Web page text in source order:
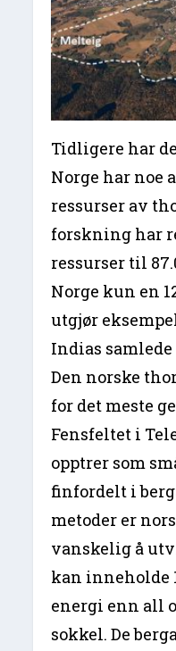
Tidligere har
Norge har noe
ressurser av
forskning har
ressurser til
Norge kun en
utgjør
Indias
Den norske
for det meste
Fensfeltet i
opptrer som
finfordelt i
metoder er
vanskelig å
kan inneholde
energi enn all
sokkel. De